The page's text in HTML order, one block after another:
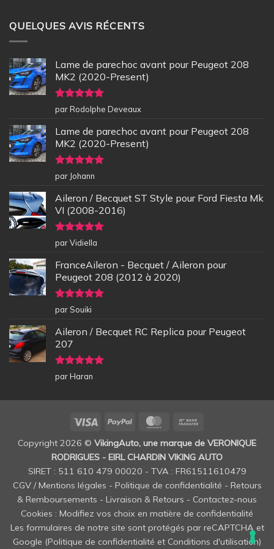
QUELQUES AVIS RÉCENTS
Lame de parechoc avant pour Peugeot 208
MK2 (2020-Present)
Note5sur
5
par Rodolphe Deveaux
Lame de parechoc avant pour Peugeot 208
MK2 (2020-Present)
Note5sur
5
par Johann
Aileron / Becquet ST Style pour Ford Fiesta Mk
VI (2008-2016)
Note5sur
5
par Vidiella
FranceAileron - Becquet / Aileron pour
Peugeot 208 (2012 à 2020)
Note5sur
5
par Souiki
Aileron / Becquet RC Replica pour Peugeot
207
Note5sur
5
par Haran
Visa PayPal MasterCard
Copyright 2026 © VikingAuto, une marque de VERONIQUE
RODRIGUES - EIRL CHARDIN VIKING AUTO
SIRET : 511 610 479 00020 - TVA : FR61511610479
CGV / Mentions légales - Politique de confidentialité - Retours
& Remboursements - Livraison & Retours - Contactez-nous
Cookies : Modifiez vos choix en matière de confidentialité
Les formulaires de notre site sont protégés par reCAPTCHA et
Google (Politique de confidentialité et Conditions d'utilisation)